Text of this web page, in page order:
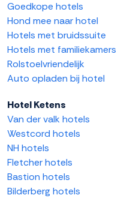
Goedkope hotels
Hond mee naar hotel
Hotels met bruidssuite
Hotels met familiekamers
Rolstoelvriendelijk
Auto opladen bij hotel
Hotel Ketens
Van der valk hotels
Westcord hotels
NH hotels
Fletcher hotels
Bastion hotels
Bilderberg hotels